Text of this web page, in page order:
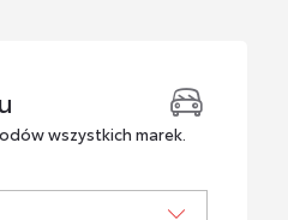
wszystkich marek.